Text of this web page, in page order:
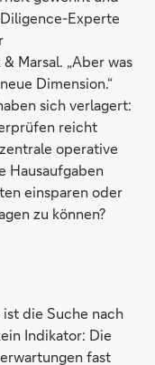
Experte
Marsal. „Aber was
Dimension.“
sich verlagert:
reicht
operative
Hausaufgaben
einsparen oder
zu können?
die Suche nach
Indikator: Die
fast